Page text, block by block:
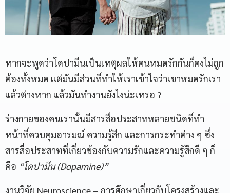
หากจะพูดว่าโดปามีนเป็นเหตุผลให้คนหมดรักกันก็คงไม่ถูก
ต้องทั้งหมด แต่มันมีส่วนที่ทำให้เราเข้าใจว่าเขาหมดรักเรา
แล้วต่างหาก แล้วมันทำงานยังไงน่ะเหรอ ?
ร่างกายของคนเรานั้นมีสารสื่อประสาทหลายชนิดที่ทำ
หน้าที่ควบคุมอารมณ์ ความรู้สึก และการกระทำต่าง ๆ ซึ่ง
สารสื่อประสาทที่เกี่ยวข้องกับความรักและความรู้สึกดี ๆ ก็
คือ “โดปามีน (Dopamine)”
งานวิจัย Neuroscience – การศึกษาเกี่ยวกับโครงสร้างและ